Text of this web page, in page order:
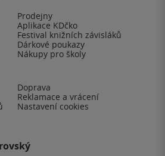
Prodejny
Aplikace KDčko
Festival knižních závisláků
Dárkové poukazy
Nákupy pro školy
Doprava
Reklamace a vrácení
Nastavení cookies